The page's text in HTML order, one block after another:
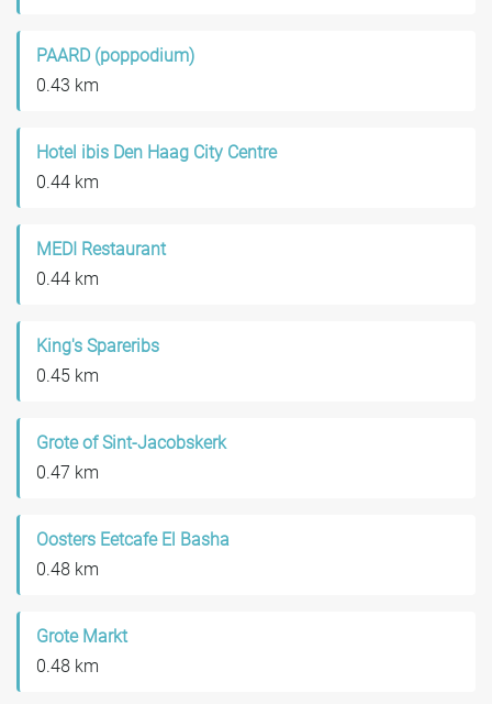
PAARD (poppodium)
0.43 km
Hotel ibis Den Haag City Centre
0.44 km
MEDI Restaurant
0.44 km
King's Spareribs
0.45 km
Grote of Sint-Jacobskerk
0.47 km
Oosters Eetcafe El Basha
0.48 km
Grote Markt
0.48 km